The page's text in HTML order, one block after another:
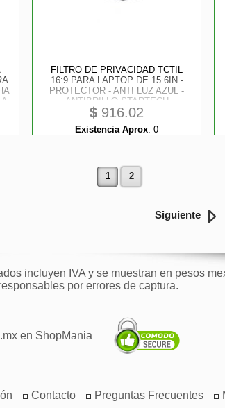
FILTRO DE PRIVACIDAD TCTIL
16:9 PARA LAPTOP DE 15.6IN -
PROTECTOR - ANTI LUZ AZUL -
ANTIBRILLO STARTECH
$ 916.02
Existencia Aprox: 0
1 2
Siguiente
incluyen IVA y se muestran en pesos
por errores de captura.
Contacto Preguntas Frecuentes